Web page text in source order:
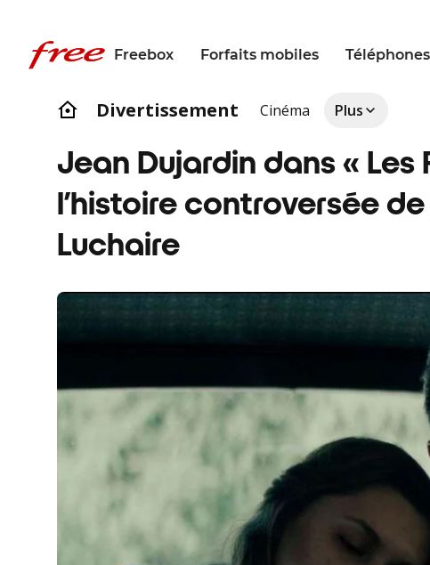
Freebox Forfaits mobiles Téléphones
Divertissement Cinéma Plus
Jean Dujardin dans « Les
l’histoire controversée
Luchaire